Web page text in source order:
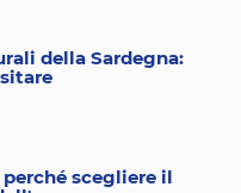
della Sardegna:
scegliere il